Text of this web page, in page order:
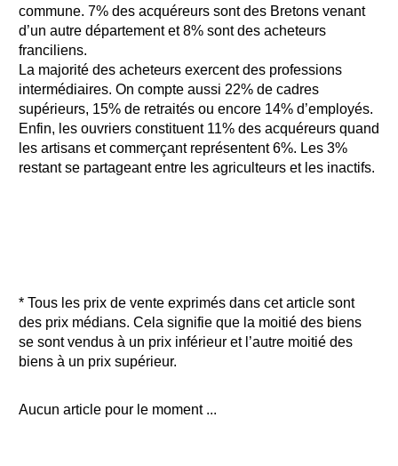
commune. 7% des acquéreurs sont des Bretons venant
d’un autre département et 8% sont des acheteurs
franciliens.
La majorité des acheteurs exercent des professions
intermédiaires. On compte aussi 22% de cadres
supérieurs, 15% de retraités ou encore 14% d’employés.
Enfin, les ouvriers constituent 11% des acquéreurs quand
les artisans et commerçant représentent 6%. Les 3%
restant se partageant entre les agriculteurs et les inactifs.
* Tous les prix de vente exprimés dans cet article sont
des prix médians. Cela signifie que la moitié des biens
se sont vendus à un prix inférieur et l’autre moitié des
biens à un prix supérieur.
Aucun article pour le moment ...